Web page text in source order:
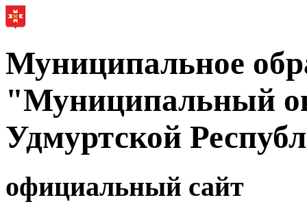
Муниципальное
"Муниципальный
Удмуртской
официальный сайт